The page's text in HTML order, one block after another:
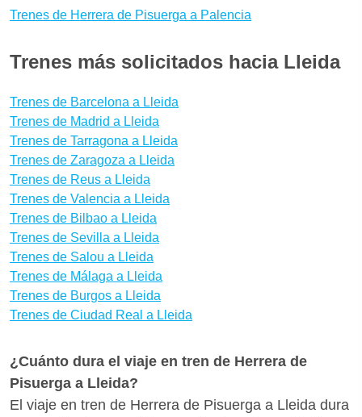
billetes con bastante antelación para aprovechar las
medios de transporte mejores para llegar a Lleida
comparar trenes, y escoger la mejor opción para ti
en pocos clics.
Trenes de Herrera de Pisuerga a Palencia
Trenes más solicitados hacia Lleida
Trenes de Barcelona a Lleida
Trenes de Madrid a Lleida
Trenes de Tarragona a Lleida
Trenes de Zaragoza a Lleida
Trenes de Reus a Lleida
Trenes de Valencia a Lleida
Trenes de Bilbao a Lleida
Trenes de Sevilla a Lleida
Trenes de Salou a Lleida
Trenes de Málaga a Lleida
Trenes de Burgos a Lleida
Trenes de Ciudad Real a Lleida
¿Cuánto dura el viaje en tren de Herrera de
Pisuerga a Lleida?
El viaje en tren de Herrera de Pisuerga a Lleida dura